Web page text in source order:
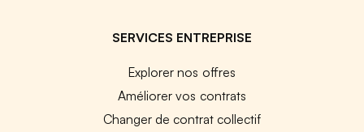
SERVICES ENTREPRISE
Explorer nos offres
Améliorer vos contrats
Changer de contrat collectif